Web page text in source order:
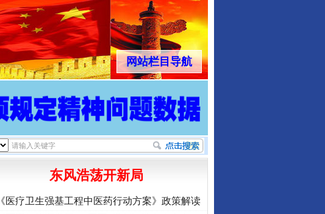
网站栏目导航
东风浩荡开新局
《医疗卫生强基工程中医药行动方案》政策解读